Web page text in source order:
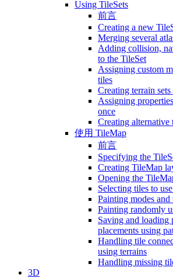
Using TileSets
前言
Creating a new
Merging several
Adding collision,
to the TileSet
Assigning custom
tiles
Creating terrain
Assigning
once
Creating alternative
使用 TileMap
前言
Specifying the
Creating TileMap
Opening the
Selecting tiles to
Painting modes and
Painting randomly
Saving and loading
placements using
Handling tile
using terrains
Handling missing
3D